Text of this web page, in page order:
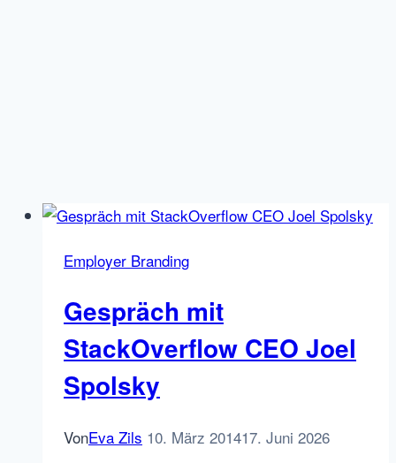
Employer Branding
Gespräch mit
StackOverflow CEO Joel
Spolsky
VonEva Zils 10. März 201417. Juni 2026